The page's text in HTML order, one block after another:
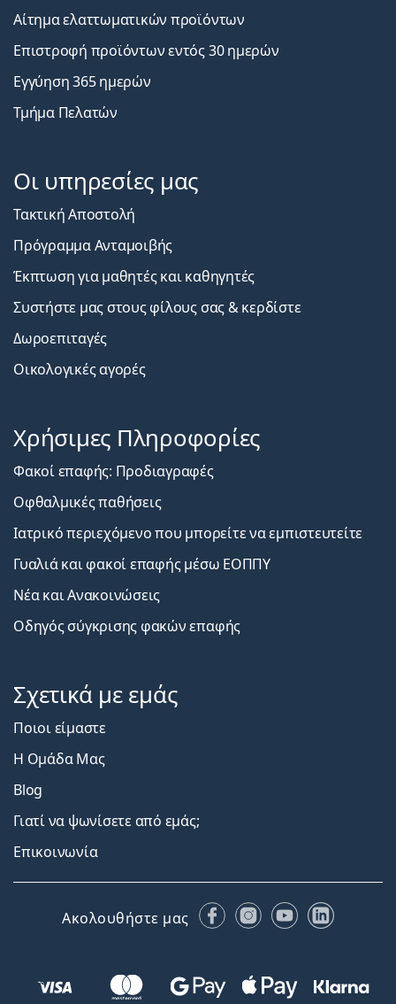
Αίτημα ελαττωματικών προϊόντων
Επιστροφή προϊόντων εντός 30 ημερών
Εγγύηση 365 ημερών
Τμήμα Πελατών
Οι υπηρεσίες μας
Τακτική Αποστολή
Πρόγραμμα Ανταμοιβής
Έκπτωση για μαθητές και καθηγητές
Συστήστε μας στους φίλους σας & κερδίστε
Δωροεπιταγές
Οικολογικές αγορές
Χρήσιμες Πληροφορίες
Φακοί επαφής: Προδιαγραφές
Οφθαλμικές παθήσεις
Ιατρικό περιεχόμενο που μπορείτε να εμπιστευτείτε
Γυαλιά και φακοί επαφής μέσω ΕΟΠΠΥ
Νέα και Ανακοινώσεις
Οδηγός σύγκρισης φακών επαφής
Σχετικά με εμάς
Ποιοι είμαστε
Η Ομάδα Μας
Blog
Γιατί να ψωνίσετε από εμάς;
Επικοινωνία
Ακολουθήστε μας FacebookInstagram
YouTubeLinkedIn